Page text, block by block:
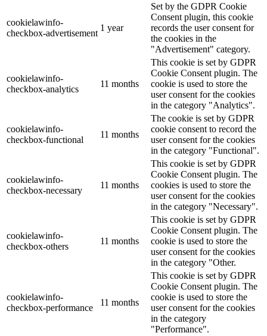
cookielawinfo-
checkbox-advertisement
1 year
Set by the GDPR Cookie
Consent plugin, this cookie
records the user consent for
the cookies in the
"Advertisement" category.
cookielawinfo-
checkbox-analytics
11 months
This cookie is set by GDPR
Cookie Consent plugin. The
cookie is used to store the
user consent for the cookies
in the category "Analytics".
cookielawinfo-
checkbox-functional
11 months
The cookie is set by GDPR
cookie consent to record the
user consent for the cookies
in the category "Functional".
cookielawinfo-
checkbox-necessary
11 months
This cookie is set by GDPR
Cookie Consent plugin. The
cookies is used to store the
user consent for the cookies
in the category "Necessary".
cookielawinfo-
checkbox-others
11 months
This cookie is set by GDPR
Cookie Consent plugin. The
cookie is used to store the
user consent for the cookies
in the category "Other.
cookielawinfo-
checkbox-performance
11 months
This cookie is set by GDPR
Cookie Consent plugin. The
cookie is used to store the
user consent for the cookies
in the category
"Performance".